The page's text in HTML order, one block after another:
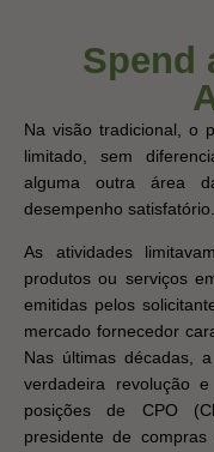
Spend
Na visão tradicional, o
limitado, sem
alguma outra área
desempenho satisfatório.
As atividades
produtos ou serviços
emitidas pelos
mercado fornecedor
Nas últimas décadas,
verdadeira revolução
posições de CPO
presidente de